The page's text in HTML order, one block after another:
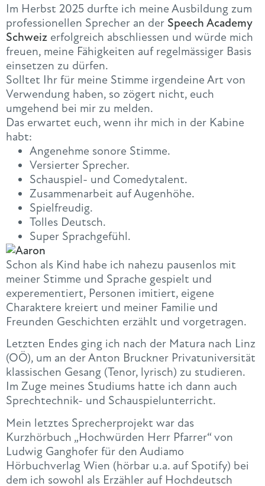
Im Herbst 2025 durfte ich meine Ausbildung zum
professionellen Sprecher an der Speech Academy
Schweiz erfolgreich abschliessen und würde mich
freuen, meine Fähigkeiten auf regelmässiger Basis
einsetzen zu dürfen.
Solltet Ihr für meine Stimme irgendeine Art von
Verwendung haben, so zögert nicht, euch
umgehend bei mir zu melden.
Das erwartet euch, wenn ihr mich in der Kabine
habt:
Angenehme sonore Stimme.
Versierter Sprecher.
Schauspiel- und Comedytalent.
Zusammenarbeit auf Augenhöhe.
Spielfreudig.
Tolles Deutsch.
Super Sprachgefühl.
Schon als Kind habe ich nahezu pausenlos mit
meiner Stimme und Sprache gespielt und
experementiert, Personen imitiert, eigene
Charaktere kreiert und meiner Familie und
Freunden Geschichten erzählt und vorgetragen.
Letzten Endes ging ich nach der Matura nach Linz
(OÖ), um an der Anton Bruckner Privatuniversität
klassischen Gesang (Tenor, lyrisch) zu studieren.
Im Zuge meines Studiums hatte ich dann auch
Sprechtechnik- und Schauspielunterricht.
Mein letztes Sprecherprojekt war das
Kurzhörbuch „Hochwürden Herr Pfarrer“ von
Ludwig Ganghofer für den Audiamo
Hörbuchverlag Wien (hörbar u.a. auf Spotify) bei
dem ich sowohl als Erzähler auf Hochdeutsch